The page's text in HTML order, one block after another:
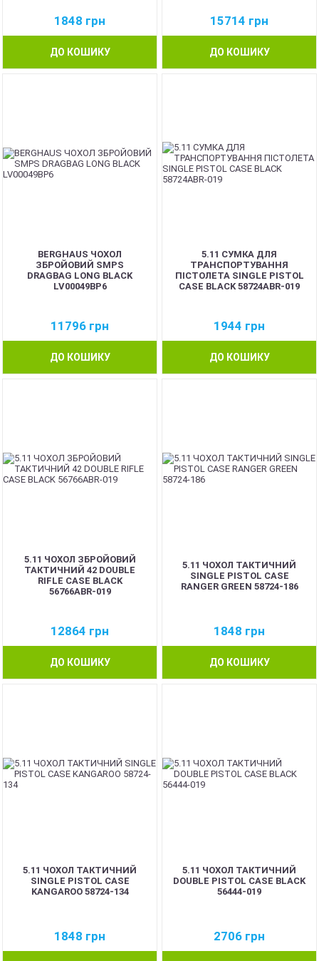
1848 грн
ДО КОШИКУ
15714 грн
ДО КОШИКУ
BERGHAUS ЧОХОЛ
ЗБРОЙОВИЙ SMPS
DRAGBAG LONG BLACK
LV00049BP6
11796 грн
ДО КОШИКУ
5.11 СУМКА ДЛЯ
ТРАНСПОРТУВАННЯ
ПІСТОЛЕТА SINGLE PISTOL
CASE BLACK 58724ABR-019
1944 грн
ДО КОШИКУ
5.11 ЧОХОЛ ЗБРОЙОВИЙ
ТАКТИЧНИЙ 42 DOUBLE
RIFLE CASE BLACK
56766ABR-019
12864 грн
ДО КОШИКУ
5.11 ЧОХОЛ ТАКТИЧНИЙ
SINGLE PISTOL CASE
RANGER GREEN 58724-186
1848 грн
ДО КОШИКУ
5.11 ЧОХОЛ ТАКТИЧНИЙ
SINGLE PISTOL CASE
KANGAROO 58724-134
1848 грн
5.11 ЧОХОЛ ТАКТИЧНИЙ
DOUBLE PISTOL CASE BLACK
56444-019
2706 грн